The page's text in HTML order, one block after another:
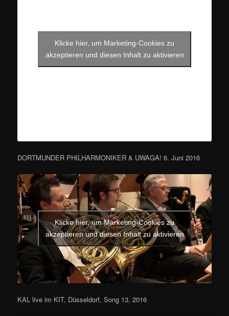
Klicke hier, um Marketing-Cookies zu
akzeptieren und diesen Inhalt zu aktivieren
DORTMUNDER PHILHARMONIKER & UWAGA! 6. Juni 2016
Klicke hier, um Marketing-Cookies zu
akzeptieren und diesen Inhalt zu aktivieren
KAL live im KIT, Düsseldorf, Song 13, 2016